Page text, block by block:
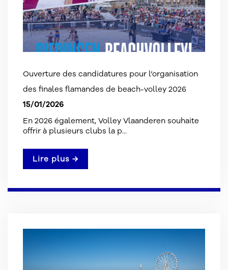
Ouverture des candidatures pour l’organisation
des finales flamandes de beach-volley 2026
15/01/2026
En 2026 également, Volley Vlaanderen souhaite
offrir à plusieurs clubs la p...
Lire plus →